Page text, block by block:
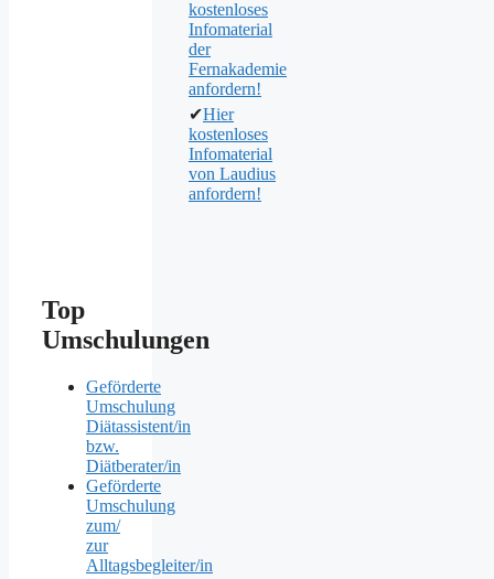
kostenloses
Infomaterial
der
Fernakademie
anfordern!
✔Hier
kostenloses
Infomaterial
von Laudius
anfordern!
Top
Umschulungen
Geförderte
Umschulung
Diätassistent/in
bzw.
Diätberater/in
Geförderte
Umschulung
zum/
zur
Alltagsbegleiter/in